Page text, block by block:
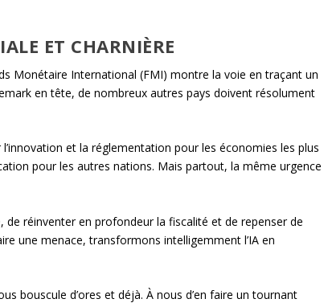
ET CHARNIÈRE
Monétaire International (FMI) montre la voie en traçant un
en tête, de nombreux autres pays doivent résolument
et la réglementation pour les économies les plus
pour les autres nations. Mais partout, la même urgence
réinventer en profondeur la fiscalité et de repenser de
une menace, transformons intelligemment l’IA en
bouscule d’ores et déjà. À nous d’en faire un tournant